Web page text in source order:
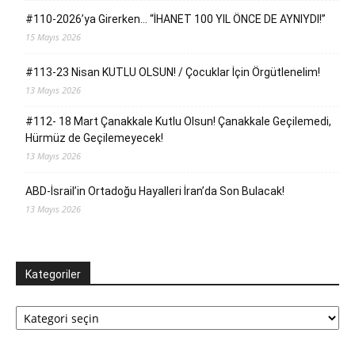
#110-2026’ya Girerken… “İHANET 100 YIL ÖNCE DE AYNIYDI!”
15 Mayıs 2026
#113-23 Nisan KUTLU OLSUN! / Çocuklar İçin Örgütlenelim!
13 Mayıs 2026
#112- 18 Mart Çanakkale Kutlu Olsun! Çanakkale Geçilemedi,
Hürmüz de Geçilemeyecek!
13 Mayıs 2026
ABD-İsrail’in Ortadoğu Hayalleri İran’da Son Bulacak!
13 Mayıs 2026
Kategoriler
Kategoriler